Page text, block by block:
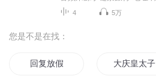
4 5万
您是不是在找：
回复放假 大庆皇太子